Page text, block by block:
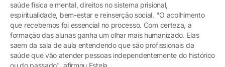
saúde física e mental, direitos no sistema prisional,
espiritualidade, bem-estar e reinserção social. "O acolhimento
que recebemos foi essencial no processo. Com certeza, a
formação das alunas ganha um olhar mais humanizado. Elas
saem da sala de aula entendendo que são profissionais da
saúde que vão atender pessoas independentemente do histórico